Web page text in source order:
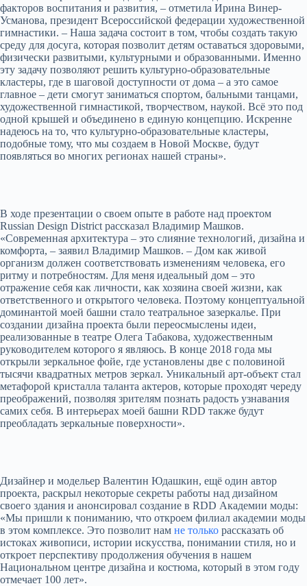
факторов воспитания и развития, – отметила Ирина Винер-
Усманова, президент Всероссийской федерации художественной
гимнастики. – Наша задача состоит в том, чтобы создать такую
среду для досуга, которая позволит детям оставаться здоровыми,
физически развитыми, культурными и образованными. Именно
эту задачу позволяют решить культурно-образовательные
кластеры, где в шаговой доступности от дома – а это самое
главное – дети смогут заниматься спортом, бальными танцами,
художественной гимнастикой, творчеством, наукой. Всё это под
одной крышей и объединено в единую концепцию. Искренне
надеюсь на то, что культурно-образовательные кластеры,
подобные тому, что мы создаем в Новой Москве, будут
появляться во многих регионах нашей страны».
В ходе презентации о своем опыте в работе над проектом
Russian Design District рассказал Владимир Машков.
«Современная архитектура – это слияние технологий, дизайна и
комфорта, – заявил Владимир Машков. – Дом как живой
организм должен соответствовать изменениям человека, его
ритму и потребностям. Для меня идеальный дом – это
отражение себя как личности, как хозяина своей жизни, как
ответственного и открытого человека. Поэтому концептуальной
доминантой моей башни стало театральное зазеркалье. При
создании дизайна проекта были переосмыслены идеи,
реализованные в театре Олега Табакова, художественным
руководителем которого я являюсь. В конце 2018 года мы
открыли зеркальное фойе, где установлены две с половиной
тысячи квадратных метров зеркал. Уникальный арт-объект стал
метафорой кристалла таланта актеров, которые проходят череду
преображений, позволяя зрителям познать радость узнавания
самих себя. В интерьерах моей башни RDD также будут
преобладать зеркальные поверхности».
Дизайнер и модельер Валентин Юдашкин, ещё один автор
проекта, раскрыл некоторые секреты работы над дизайном
своего здания и анонсировал создание в RDD Академии моды:
«Мы пришли к пониманию, что откроем филиал академии моды
в этом комплексе. Это позволит нам не только рассказать об
истоках живописи, истории искусства, понимании стиля, но и
откроет перспективу продолжения обучения в нашем
Национальном центре дизайна и костюма, который в этом году
отмечает 100 лет».